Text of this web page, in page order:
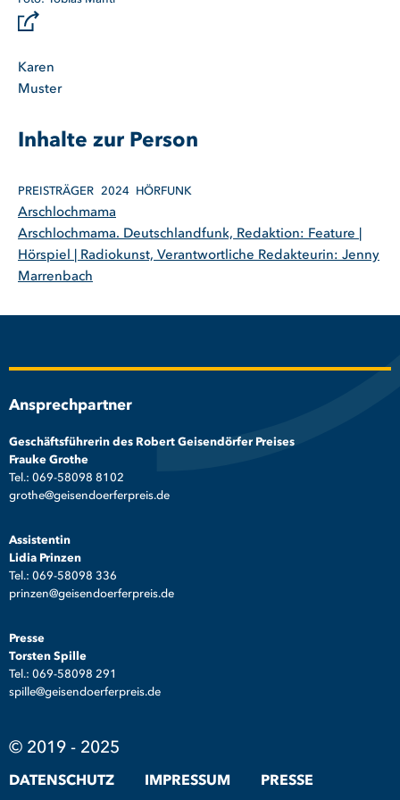
Karen
Muster
Inhalte zur Person
PREISTRÄGER 2024 HÖRFUNK
Arschlochmama
Arschlochmama. Deutschlandfunk, Redaktion: Feature |
Hörspiel | Radiokunst, Verantwortliche Redakteurin: Jenny
Marrenbach
Ansprechpartner
Geschäftsführerin des Robert Geisendörfer Preises
Frauke Grothe
Tel.: 069-58098 8102
grothe@geisendoerferpreis.de
Assistentin
Lidia Prinzen
Tel.: 069-58098 336
prinzen@geisendoerferpreis.de
Presse
Torsten Spille
Tel.: 069-58098 291
spille@geisendoerferpreis.de
© 2019 - 2025
DATENSCHUTZ IMPRESSUM PRESSE